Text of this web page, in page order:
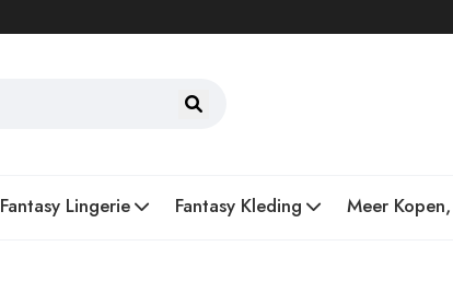
Fantasy Lingerie Fantasy Kleding Meer